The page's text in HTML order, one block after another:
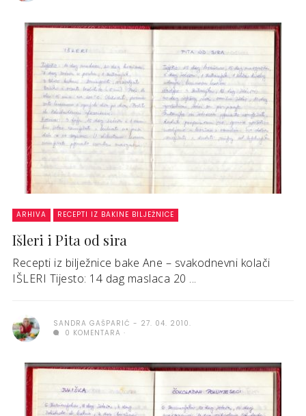
ARHIVA RECEPTI IZ BAKINE BILJEŽNICE
Išleri i Pita od sira
Recepti iz bilježnice bake Ane – svakodnevni kolači
IŠLERI Tijesto: 14 dag maslaca 20 ...
SANDRA GAŠPARIĆ
27. 04. 2010.
0 KOMENTARA